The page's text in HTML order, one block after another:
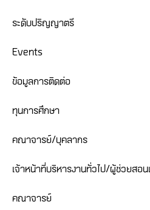
ระดับปริญญาตรี
Events
ข้อมูลการติดต่อ
ทุนการศึกษา
คณาจารย์/บุคลากร
เจ้าหน้าที่บริหารงานทั่วไป/ผู้ช่วยสอ
คณาจารย์